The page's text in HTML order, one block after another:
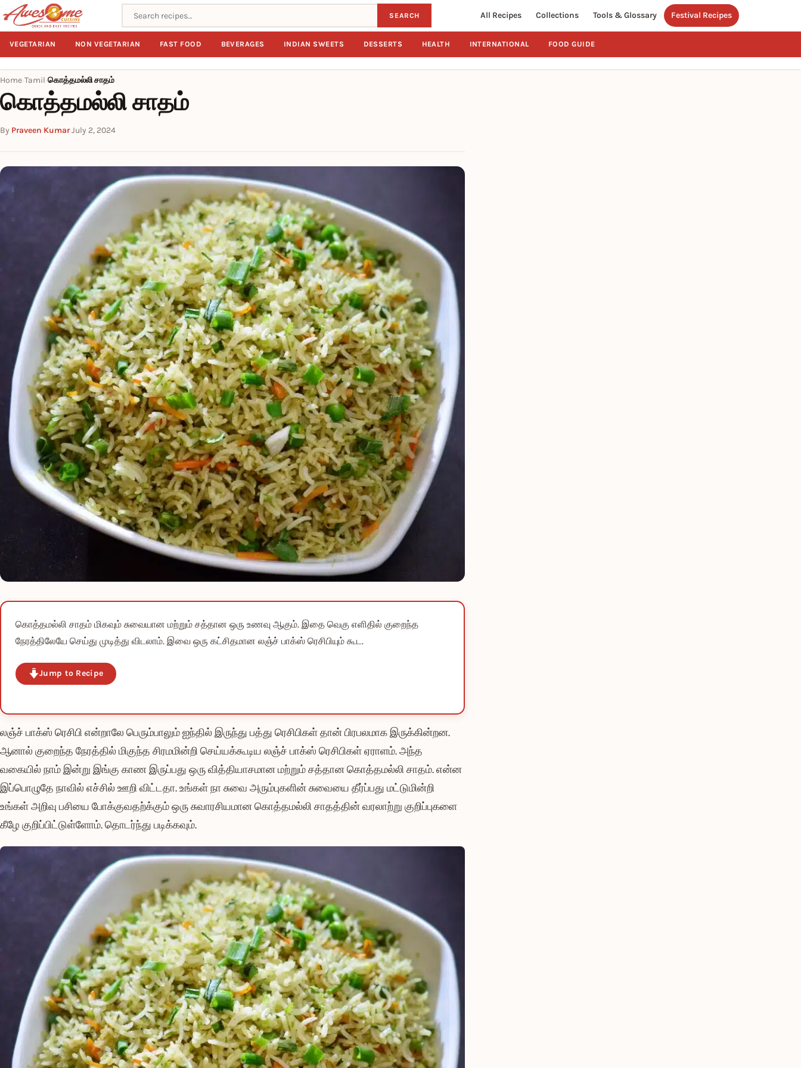
Search recipes SEARCH All Recipes Collections Tools & Glossary Festival Recipes
VEGETARIAN NON VEGETARIAN FAST FOOD BEVERAGES INDIAN SWEETS DESSERTS HEALTH INTERNATIONAL FOOD GUIDE
Home Tamil கொத்தமல்லி சாதம்
கொத்தமல்லி சாதம்
By Praveen Kumar·July 2, 2024
கொத்தமல்லி சாதம் மிகவும் சுவையான மற்றும் சத்தான ஒரு உணவு ஆகும். இதை வெகு எளிதில் குறைந்த
நேரத்திலேயே செய்து முடித்து விடலாம். இவை ஒரு கட்சிதமான லஞ்ச் பாக்ஸ் ரெசிபியும் கூட.
Jump to Recipe
லஞ்ச் பாக்ஸ் ரெசிபி என்றாலே பெரும்பாலும் ஐந்தில் இருந்து பத்து ரெசிபிகள் தான் பிரபலமாக இருக்கின்றன.
ஆனால் குறைந்த நேரத்தில் மிகுந்த சிரமமின்றி செய்யக்கூடிய லஞ்ச் பாக்ஸ் ரெசிபிகள் ஏராளம். அந்த
வகையில் நாம் இன்று இங்கு காண இருப்பது ஒரு வித்தியாசமான மற்றும் சத்தான கொத்தமல்லி சாதம். என்ன
இப்பொழுதே நாவில் எச்சில் ஊறி விட்டதா. உங்கள் நா சுவை அரும்புகளின் சுவையை தீர்ப்பது மட்டுமின்றி
உங்கள் அறிவு பசியை போக்குவதற்க்கும் ஒரு சுவாரசியமான கொத்தமல்லி சாதத்தின் வரலாற்று குறிப்புகளை
கீழே குறிப்பிட்டுள்ளோம். தொடர்ந்து படிக்கவும்.